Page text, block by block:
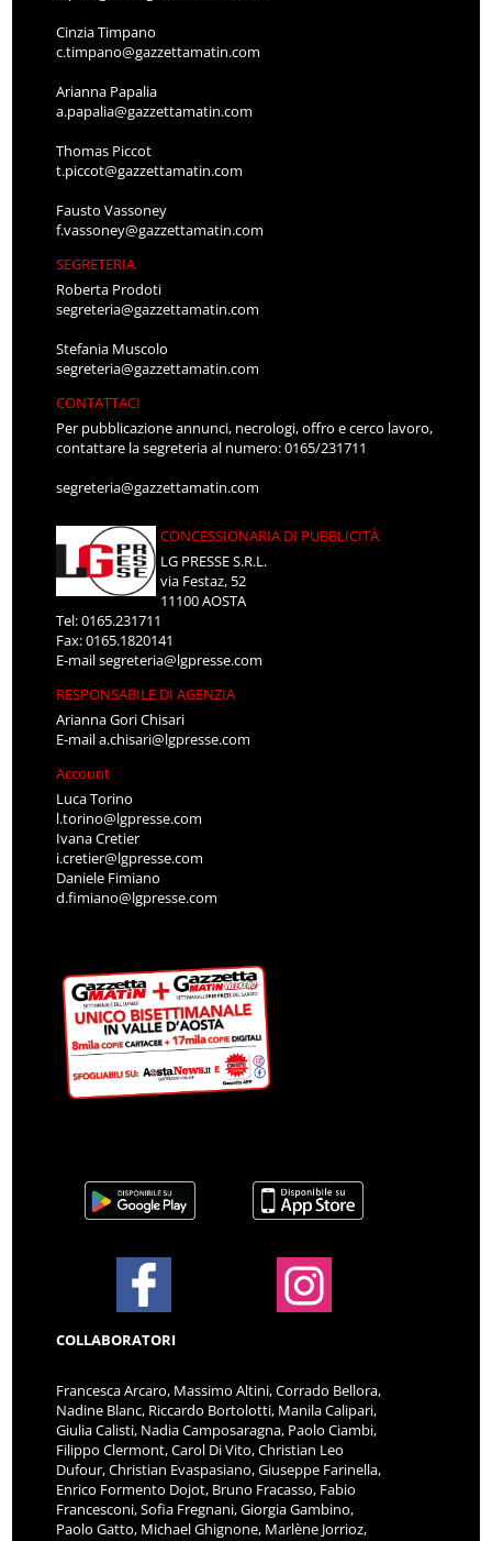
Cinzia Timpano
c.timpano@gazzettamatin.com
Arianna Papalia
a.papalia@gazzettamatin.com
Thomas Piccot
t.piccot@gazzettamatin.com
Fausto Vassoney
f.vassoney@gazzettamatin.com
SEGRETERIA
Roberta Prodoti
segreteria@gazzettamatin.com
Stefania Muscolo
segreteria@gazzettamatin.com
CONTATTACI
Per pubblicazione annunci, necrologi, offro e cerco lavoro,
contattare la segreteria al numero: 0165/231711
segreteria@gazzettamatin.com
CONCESSIONARIA DI PUBBLICITÀ
LG PRESSE S.R.L.
via Festaz, 52
11100 AOSTA
Tel: 0165.231711
Fax: 0165.1820141
E-mailsegreteria@lgpresse.com
RESPONSABILE DI AGENZIA
Arianna Gori Chisari
E-maila.chisari@lgpresse.com
Account
Luca Torino
l.torino@lgpresse.com
Ivana Cretier
i.cretier@lgpresse.com
Daniele Fimiano
d.fimiano@lgpresse.com
COLLABORATORI
Francesca Arcaro, Massimo Altini, Corrado Bellora,
Nadine Blanc, Riccardo Bortolotti, Manila Calipari,
Giulia Calisti, Nadia Camposaragna, Paolo Ciambi,
Filippo Clermont, Carol Di Vito, Christian Leo
Dufour, Christian Evaspasiano, Giuseppe Farinella,
Enrico Formento Dojot, Bruno Fracasso, Fabio
Francesconi, Sofia Fregnani, Giorgia Gambino,
Paolo Gatto, Michael Ghignone, Marlène Jorrioz,